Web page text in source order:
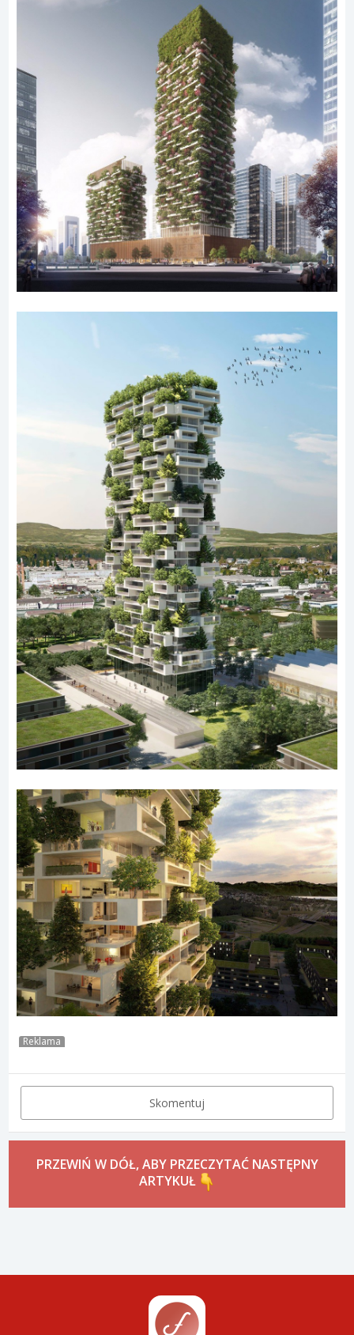
Reklama
Skomentuj
PRZEWIŃ W DÓŁ, ABY PRZECZYTAĆ NASTĘPNY
ARTYKUŁ